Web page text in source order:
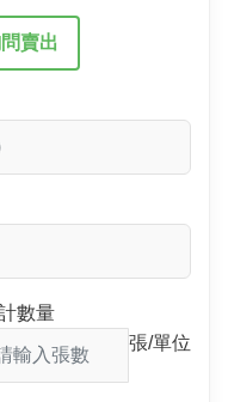
賣出
數量
張/單位